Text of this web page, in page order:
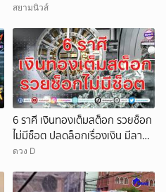
สยามนิวส์
6 ราศี เงินทองเต็มสต็อก รวยช็อก
ไม่มีช็อต ปลดล็อกเรื่องเงิน มีลาภ
ลอยจ่อคิว
ดวง D